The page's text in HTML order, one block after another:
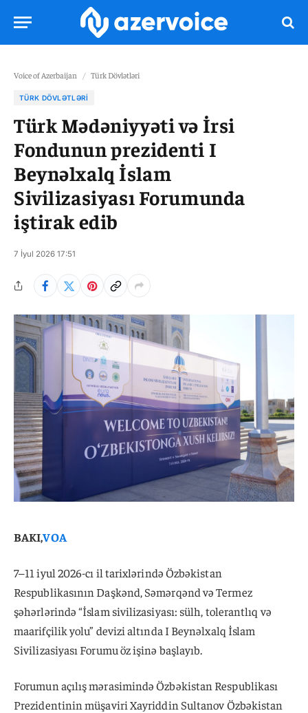
Voice of Azerbaijan / Türk Dövlətləri
TÜRK DÖVLƏTLƏRI
Türk Mədəniyyəti və İrsi
Fondunun prezidenti I
Beynəlxalq İslam
Sivilizasiyası Forumunda
iştirak edib
7 İyul 2026 17:51
BAKI,VOA
7–11 iyul 2026-cı il tarixlərində Özbəkistan
Respublikasının Daşkənd, Səmərqənd və Termez
şəhərlərində “İslam sivilizasiyası: sülh, tolerantlıq və
maarifçilik yolu” devizi altında I Beynəlxalq İslam
Sivilizasiyası Forumu öz işinə başlayıb.
Forumun açılış mərasimində Özbəkistan Respublikası
Prezidentinin müşaviri Xayriddin Sultanov Özbəkistan